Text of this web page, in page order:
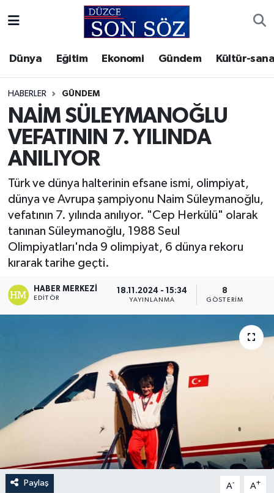
Dünya Eğitim Ekonomi Gündem Kültür-
HABERLER GÜNDEM
NAİM SÜLEYMANOĞLU
VEFATININ 7. YILINDA
ANILIYOR
Türk ve dünya halterinin efsane ismi, olimpiyat,
dünya ve Avrupa şampiyonu Naim Süleymanoğlu,
vefatının 7. yılında anılıyor. "Cep Herkülü" olarak
tanınan Süleymanoğlu, 1988 Seul
Olimpiyatları'nda 9 olimpiyat, 6 dünya rekoru
kırarak tarihe geçti.
HABER MERKEZI
EDITÖR
18.11.2024 - 15:34
YAYINLANMA
8
GÖSTERIM
Paylaş A- A+
Gizlilik Sözleşmesi
İletişim
Künye
Akçakoca Hava Durumu
Akçakoca Trafik Yoğunluk Haritası
Süper Lig Puan Durumu ve Fikstür
Son Dakika Haberleri
Haber Arşivi